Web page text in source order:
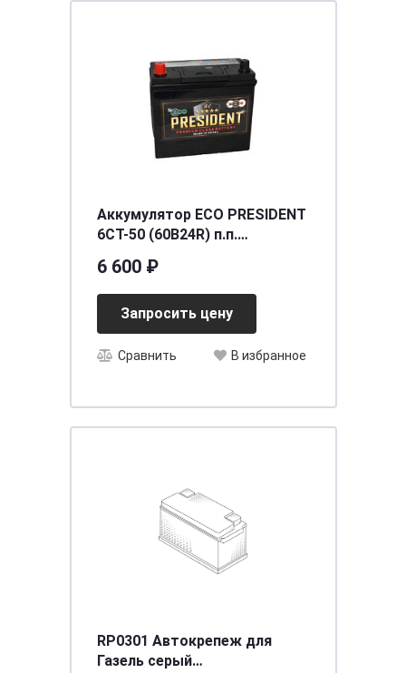
Аккумулятор ECO PRESIDENT
6СТ-50 (60B24R) п.п.
6 600 ₽
Запросить цену
Сравнить В избранное
RP0301 Автокрепеж для
Газель серый